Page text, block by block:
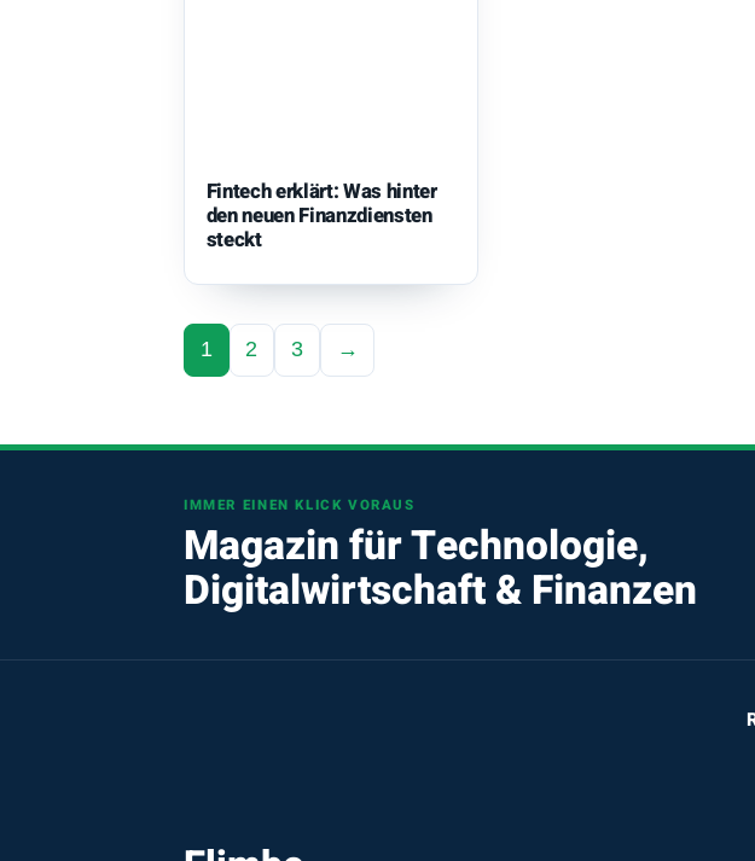
Fintech erklärt: Was hinter
den neuen Finanzdiensten
steckt
1 2 3 →
IMMER EINEN KLICK VORAUS
Magazin für Technologie,
Digitalwirtschaft & Finanzen